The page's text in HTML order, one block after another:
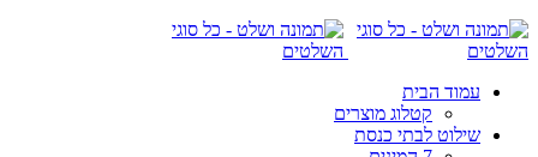
עמוד הבית
קטלוג מוצרים
שילוט לבתי כנסת